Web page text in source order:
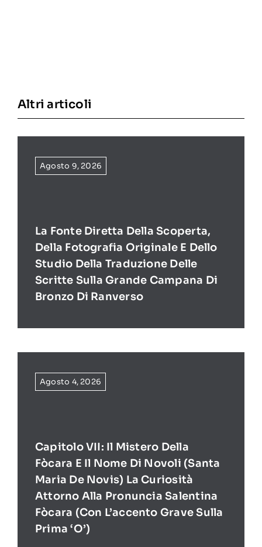
Altri articoli
Agosto 9, 2026
La Fonte Diretta Della Scoperta,
Della Fotografia Originale E Dello
Studio Della Traduzione Delle
Scritte Sulla Grande Campana Di
Bronzo Di Ranverso
Agosto 4, 2026
Capitolo VII: Il Mistero Della
Fòcara E Il Nome Di Novoli (Santa
Maria De Novis) La Curiosità
Attorno Alla Pronuncia Salentina
Fòcara (con L’accento Grave Sulla
Prima ‘O’)